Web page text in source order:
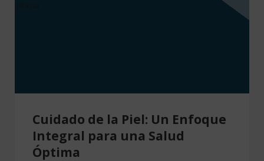
Cuidado de la Piel: Un Enfoque
Integral para una Salud
Óptima